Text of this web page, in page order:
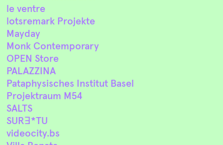
le ventre
lotsremark Projekte
Mayday
Monk Contemporary
OPEN Store
PALAZZINA
Pataphysisches Institut Basel
Projektraum M54
SALTS
SURꓱ*TU
videocity.bs